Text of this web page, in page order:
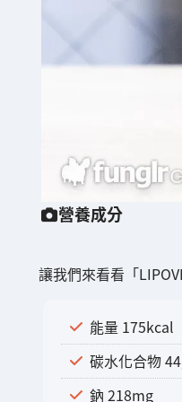
營養成分
讓我們來看看「
能量 175kcal
碳水化合物
鈉 218mg